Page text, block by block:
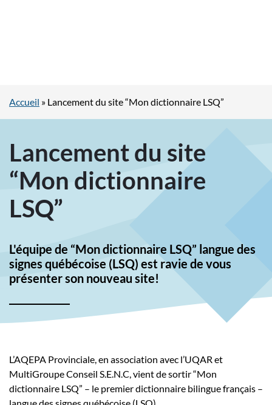
Accueil » Lancement du site “Mon dictionnaire LSQ”
Lancement du site
“Mon dictionnaire
LSQ”
L'équipe de “Mon dictionnaire LSQ” langue des
signes québécoise (LSQ) est ravie de vous
présenter son nouveau site!
L’AQEPA Provinciale, en association avec l’UQAR et
MultiGroupe Conseil S.E.N.C, vient de sortir “Mon
dictionnaire LSQ” – le premier dictionnaire bilingue français –